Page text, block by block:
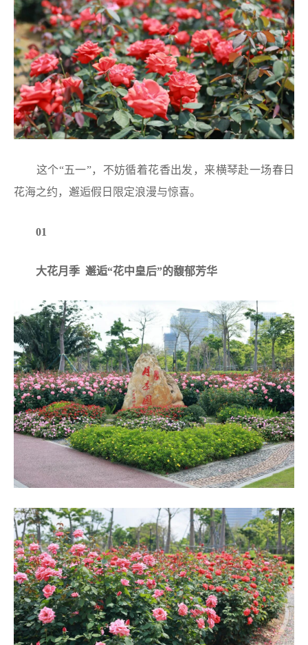
这个“五一”，不妨循着花香出发，来横琴赴一场春日
花海之约，邂逅假日限定浪漫与惊喜。
01
大花月季 邂逅“花中皇后”的馥郁芳华